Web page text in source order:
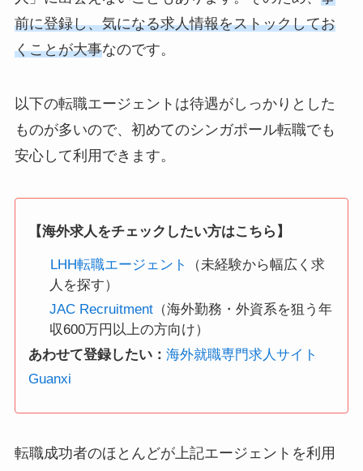
前に登録し、気になる求人情報をストックしてお
くことが大事なのです。
以下の転職エージェントは待遇がしっかりとした
ものが多いので、初めてのシンガポール転職でも
安心して利用できます。
【海外求人をチェックしたい方はこちら】
LHH転職エージェント
（未経験から幅広く求
人を探す）
JAC Recruitment （海外勤務・外資系を狙う年
収600万円以上の方向け）
あわせて登録したい：海外就職専門求人サイト
Guanxi
転職成功者のほとんどが上記エージェントを利用